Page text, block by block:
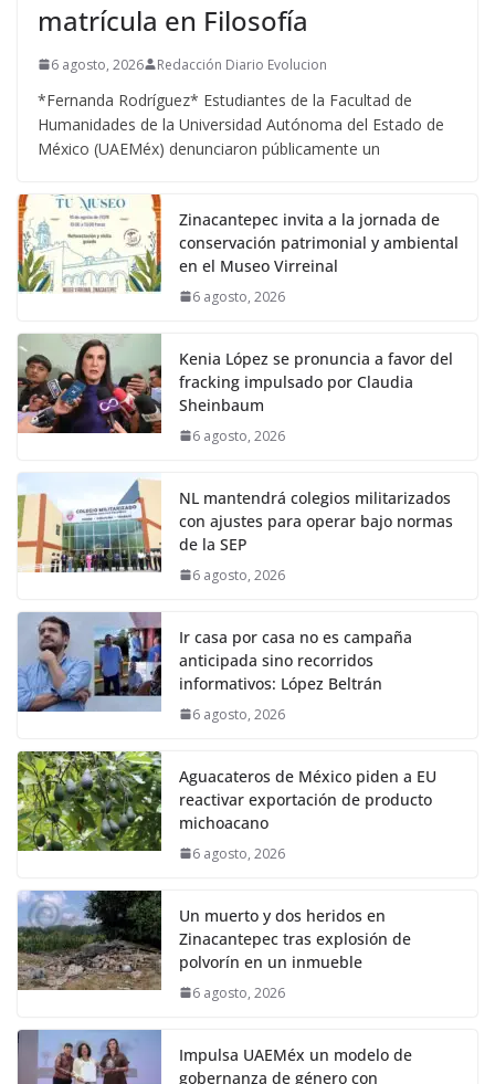
matrícula en Filosofía
6 agosto, 2026 Redacción Diario Evolucion
*Fernanda Rodríguez* Estudiantes de la Facultad de
Humanidades de la Universidad Autónoma del Estado de
México (UAEMéx) denunciaron públicamente un
Zinacantepec invita a la jornada de
conservación patrimonial y ambiental
en el Museo Virreinal
6 agosto, 2026
Kenia López se pronuncia a favor del
fracking impulsado por Claudia
Sheinbaum
6 agosto, 2026
NL mantendrá colegios militarizados
con ajustes para operar bajo normas
de la SEP
6 agosto, 2026
Ir casa por casa no es campaña
anticipada sino recorridos
informativos: López Beltrán
6 agosto, 2026
Aguacateros de México piden a EU
reactivar exportación de producto
michoacano
6 agosto, 2026
Un muerto y dos heridos en
Zinacantepec tras explosión de
polvorín en un inmueble
6 agosto, 2026
Impulsa UAEMéx un modelo de
gobernanza de género con